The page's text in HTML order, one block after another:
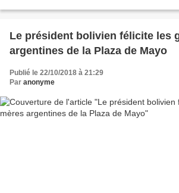
Le président bolivien félicite les
argentines de la Plaza de Mayo
Publié le 22/10/2018 à 21:29
Par anonyme